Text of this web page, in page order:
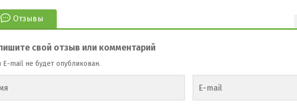
Отзывы
свой отзыв или комментарий
mail не будет опубликован.
E-mail